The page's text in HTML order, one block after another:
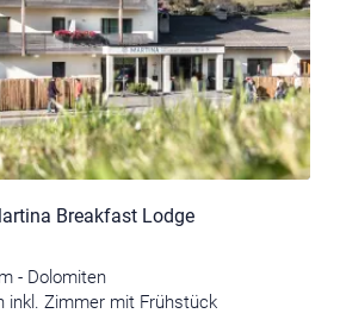
Breakfast Lodge
- Dolomiten
inkl. Zimmer mit Frühstück